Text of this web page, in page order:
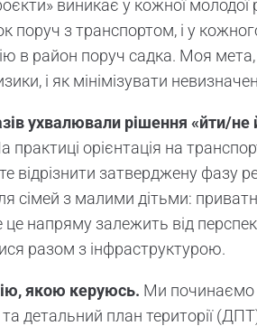
виникає у кожної молодої
поруч з транспортом, і у
в район поруч садка. Моя
і як мінімізувати
ухвалювали рішення «йти/не
практиці орієнтація на
відрізнити затверджену фазу
сімей з малими дітьми:
це напряму залежить від
разом з інфраструктурою.
якою керуюсь. Ми починаємо
детальний план території